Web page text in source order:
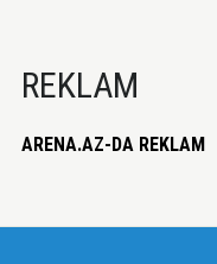
REKLAM
ARENA.AZ-DA REKLAM